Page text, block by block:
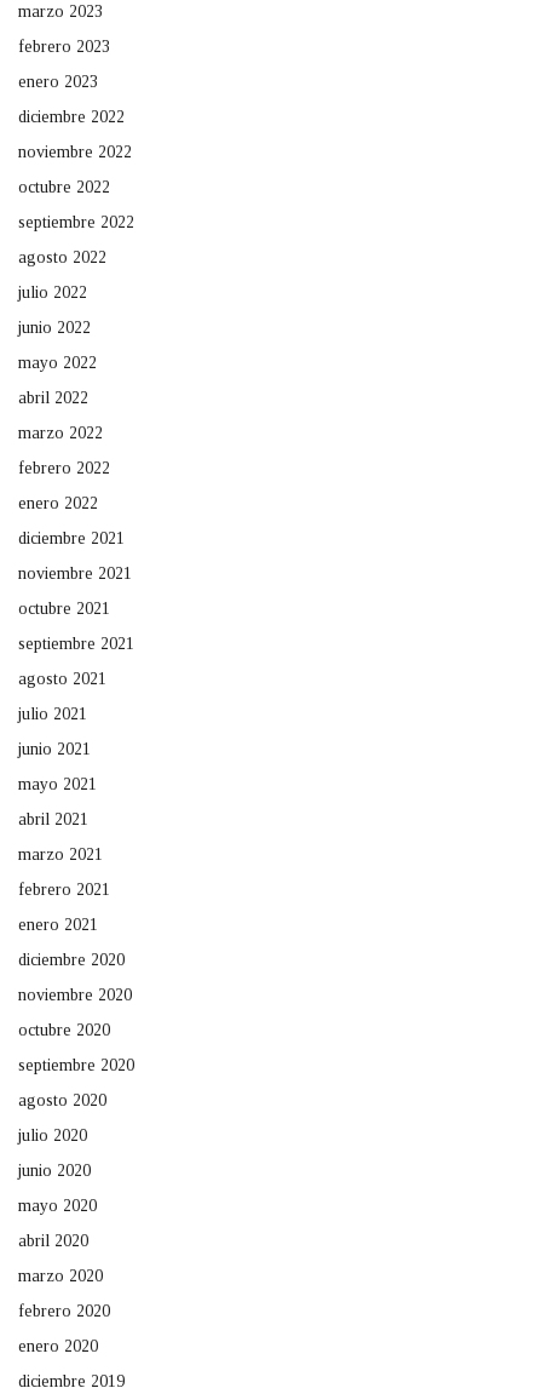
marzo 2023
febrero 2023
enero 2023
diciembre 2022
noviembre 2022
octubre 2022
septiembre 2022
agosto 2022
julio 2022
junio 2022
mayo 2022
abril 2022
marzo 2022
febrero 2022
enero 2022
diciembre 2021
noviembre 2021
octubre 2021
septiembre 2021
agosto 2021
julio 2021
junio 2021
mayo 2021
abril 2021
marzo 2021
febrero 2021
enero 2021
diciembre 2020
noviembre 2020
octubre 2020
septiembre 2020
agosto 2020
julio 2020
junio 2020
mayo 2020
abril 2020
marzo 2020
febrero 2020
enero 2020
diciembre 2019